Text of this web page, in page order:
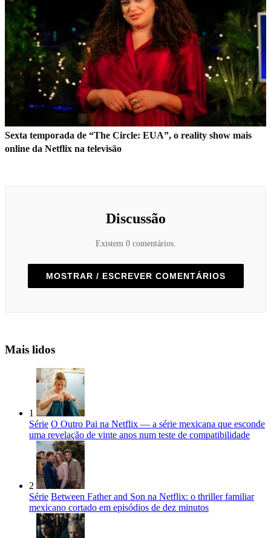
Sexta temporada de “The Circle: EUA”, o reality show mais
online da Netflix na televisão
Discussão
Existem 0 comentários.
MOSTRAR / ESCREVER COMENTÁRIOS
Mais lidos
1
Série O Outro Pai na Netflix — a série mexicana que esconde
uma revelação de vinte anos num teste de compatibilidade
2
Série Between Father and Son na Netflix: o thriller familiar
mexicano cortado em episódios de dez minutos